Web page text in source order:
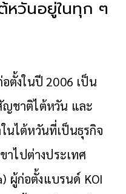
หวันอยู่ในทุก ๆ
อตั้งในปี 2006 เป็น
ชาติไต้หวัน และ
นไต้หวันที่เป็นธุรกิจ
าไปต่างประเทศ
ผู้ก่อตั้งแบรนด์ KOI